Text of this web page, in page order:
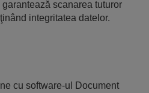
scanarea tuturor
integritatea datelor.
cu software-ul Document